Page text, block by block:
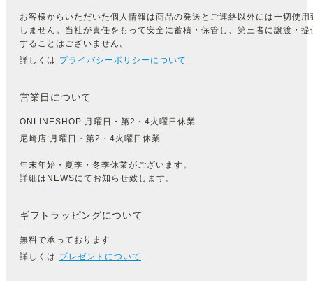
お客様からいただいた個人情報は商品の発送とご連絡以外には一切使用
しません。当社が責任をもって安全に蓄積・保管し、第三者に譲渡・提
することはございません。
詳しくは プライバシーポリシーについて
営業日について
ONLINESHOP:月曜日・第2・4火曜日休業
尼崎店:月曜日・第2・4火曜日休業
年末年始・夏季・冬季休業がございます。
詳細はNEWSにてお知らせ致します。
ギフトラッピングについて
無料で承っております
詳しくは プレゼントについて